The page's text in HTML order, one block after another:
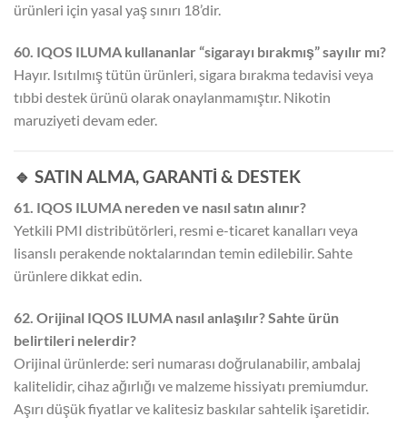
ürünleri için yasal yaş sınırı 18’dir.
60. IQOS ILUMA kullananlar “sigarayı bırakmış” sayılır mı?
Hayır. Isıtılmış tütün ürünleri, sigara bırakma tedavisi veya
tıbbi destek ürünü olarak onaylanmamıştır. Nikotin
maruziyeti devam eder.
🔹 SATIN ALMA, GARANTİ & DESTEK
61. IQOS ILUMA nereden ve nasıl satın alınır?
Yetkili PMI distribütörleri, resmi e-ticaret kanalları veya
lisanslı perakende noktalarından temin edilebilir. Sahte
ürünlere dikkat edin.
62. Orijinal IQOS ILUMA nasıl anlaşılır? Sahte ürün
belirtileri nelerdir?
Orijinal ürünlerde: seri numarası doğrulanabilir, ambalaj
kalitelidir, cihaz ağırlığı ve malzeme hissiyatı premiumdur.
Aşırı düşük fiyatlar ve kalitesiz baskılar sahtelik işaretidir.